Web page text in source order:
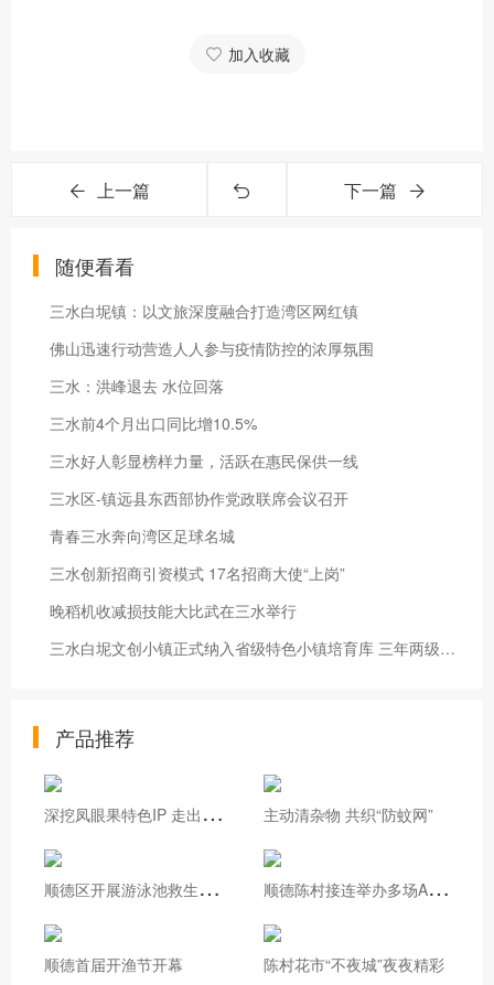
加入收藏
上一篇 下一篇
随便看看
三水白坭镇：以文旅深度融合打造湾区网红镇
佛山迅速行动营造人人参与疫情防控的浓厚氛围
三水：洪峰退去 水位回落
三水前4个月出口同比增10.5%
三水好人彰显榜样力量，活跃在惠民保供一线
三水区-镇远县东西部协作党政联席会议召开
青春三水奔向湾区足球名城
三水创新招商引资模式 17名招商大使“上岗”
晚稻机收减损技能大比武在三水举行
三水白坭文创小镇正式纳入省级特色小镇培育库 三年两级跳，凭什么？
产品推荐
深
挖凤眼果特色IP 走出基层治理新路 主动清杂物 共织“防蚊网”
顺
德区开展游泳池救生员实操培训 顺
德陈村接连举办多场AI专题培训
顺德首届开渔节开幕 陈村花市“不夜城”夜夜精彩